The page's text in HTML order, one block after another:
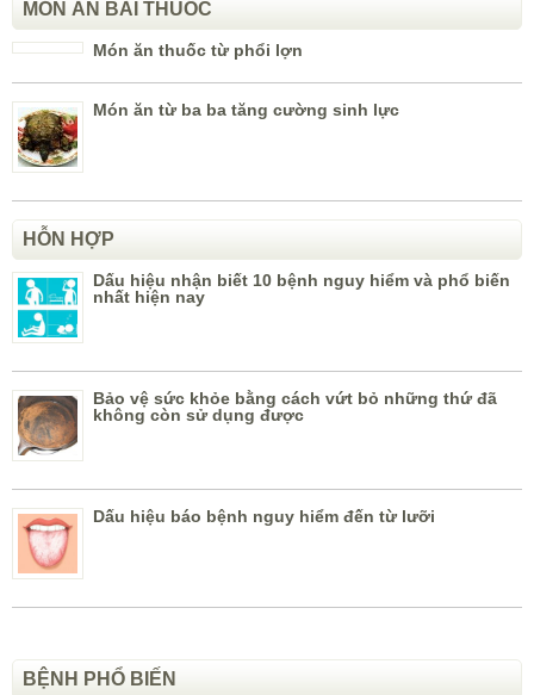
MÓN ĂN BÀI THUỐC
Món ăn thuốc từ phổi lợn
Món ăn từ ba ba tăng cường sinh lực
HỖN HỢP
Dấu hiệu nhận biết 10 bệnh nguy hiểm và phổ biến
nhất hiện nay
Bảo vệ sức khỏe bằng cách vứt bỏ những thứ đã
không còn sử dụng được
Dấu hiệu báo bệnh nguy hiểm đến từ lưỡi
BỆNH PHỔ BIẾN